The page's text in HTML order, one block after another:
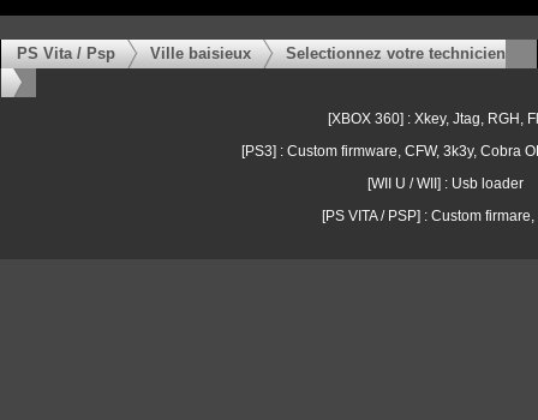
PS Vita / Psp Ville baisieux Selectionnez votre technicien
[XBOX 360] : Xkey, Jtag, RGH,
[PS3] : Custom firmware, CFW, 3k3y, Cobra
[WII U / WII] : Usb loader
[PS VITA / PSP] : Custom firmare,